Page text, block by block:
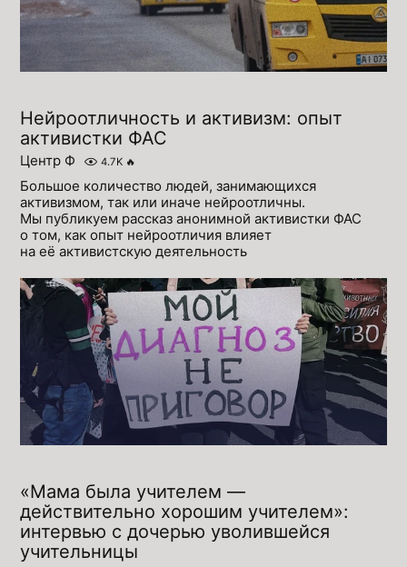
Нейроотличность и активизм: опыт
активистки ФАС
Центр Ф 4.7K 🔥
Большое количество людей, занимающихся
активизмом, так или иначе нейроотличны.
Мы публикуем рассказ анонимной активистки ФАС
о том, как опыт нейроотличия влияет
на её активистскую деятельность
«Мама была учителем —
действительно хорошим учителем»:
интервью с дочерью уволившейся
учительницы